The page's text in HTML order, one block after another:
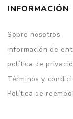
INFORMACIÓN
Sobre nosotros
información de
política de
Términos y
Política de